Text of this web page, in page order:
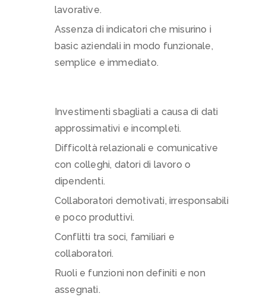
lavorative.
Assenza di indicatori che misurino i
basic aziendali in modo funzionale,
semplice e immediato.
​Investimenti sbagliati a causa di dati
approssimativi e incompleti.
​Difficoltà relazionali e comunicative
con colleghi, datori di lavoro o
dipendenti.
​Collaboratori demotivati, irresponsabili
e poco produttivi.
​Conflitti tra soci, familiari e
collaboratori.
​Ruoli e funzioni non definiti e non
assegnati.